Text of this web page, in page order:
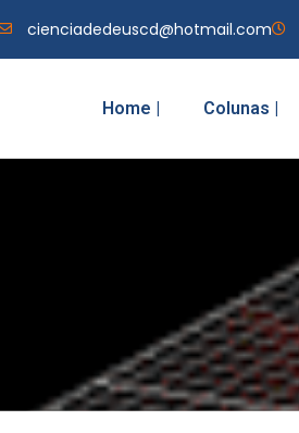
cienciadedeuscd@hotmail.com
Home | Colunas |